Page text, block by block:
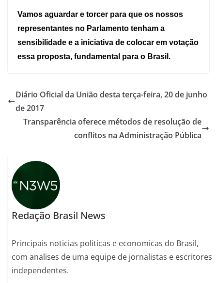
Vamos aguardar e torcer para que os nossos
representantes no Parlamento tenham a
sensibilidade e a iniciativa de colocar em votação
essa proposta, fundamental para o Brasil.
Diário Oficial da União desta terça-feira, 20 de junho
de 2017
Transparência oferece métodos de resolução de
conflitos na Administração Pública
Redação Brasil News
Principais noticias politicas e economicas do Brasil,
com analises de uma equipe de jornalistas e escritores
independentes.